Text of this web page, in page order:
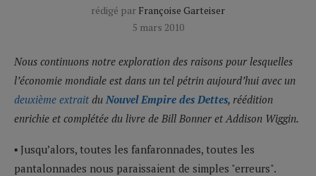
rédigé par Françoise Garteiser
5 mars 2010
Nous continuons notre exploration des raisons pour lesquelles
l’économie mondiale est dans un tel pétrin aujourd’hui avec un
deuxième extrait du Nouvel Empire des Dettes, réédition
enrichie et complétée du livre de Bill Bonner et Addison Wiggin.
▪ Jusqu’alors, toutes les fanfaronnades, toutes les
pantalonnades nous paraissaient de simples "erreurs".